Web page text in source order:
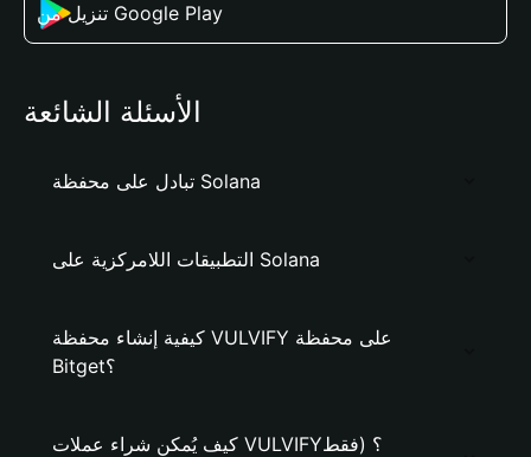
تنزيل من Google Play
الأسئلة الشائعة
تبادل على محفظة Solana
التطبيقات اللامركزية على Solana
كيفية إنشاء محفظة VULVIFY على محفظة
Bitget؟
كيف يُمكن شراء عملات VULVIFY؟ (فقط